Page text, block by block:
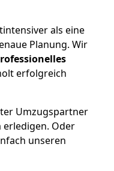
als eine
Planung. Wir
erfolgreich
Umzugspartner
Oder
unseren